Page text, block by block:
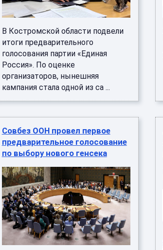
В Костромской области подвели
итоги предварительного
голосования партии «Единая
Россия». По оценке
организаторов, нынешняя
кампания стала одной из са ...
Совбез ООН провел первое
предварительное голосование
по выбору нового генсека